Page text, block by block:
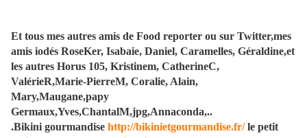
Et tous mes autres amis de Food reporter ou sur Twitter,mes
amis iodés RoseKer, Isabaie, Daniel, Caramelles, Géraldine,et
les autres Horus 105, Kristinem, CatherineC,
ValérieR,Marie-PierreM, Coralie, Alain,
Mary,Maugane,papy
Germaux,Yves,ChantalM,jpg,Annaconda,..
.Bikini gourmandise http://bikinietgourmandise.fr/ le petit